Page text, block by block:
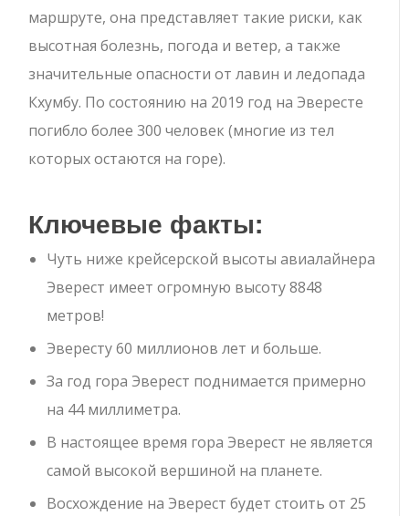
маршруте, она представляет такие риски, как
высотная болезнь, погода и ветер, а также
значительные опасности от лавин и ледопада
Кхумбу. По состоянию на 2019 год на Эвересте
погибло более 300 человек (многие из тел
которых остаются на горе).
Ключевые факты:
Чуть ниже крейсерской высоты авиалайнера
Эверест имеет огромную высоту 8848
метров!
Эвересту 60 миллионов лет и больше.
За год гора Эверест поднимается примерно
на 44 миллиметра.
В настоящее время гора Эверест не является
самой высокой вершиной на планете.
Восхождение на Эверест будет стоить от 25